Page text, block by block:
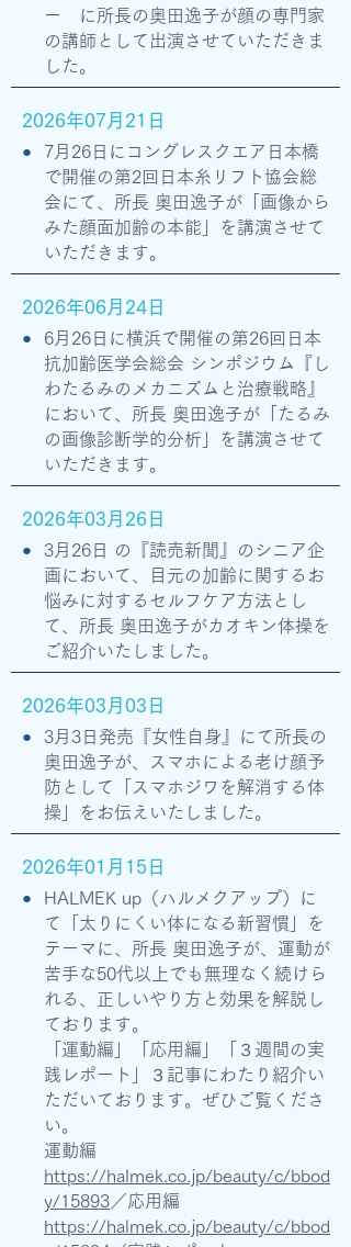
ー に所長の奥田逸子が顔の専門家
の講師として出演させていただきま
した。
2026年07月21日
7月26日にコングレスクエア日本橋
で開催の第2回日本糸リフト協会総
会にて、所長 奥田逸子が「画像から
みた顔面加齢の本能」を講演させて
いただきます。
●
2026年06月24日
6月26日に横浜で開催の第26回日本
抗加齢医学会総会 シンポジウム『し
わたるみのメカニズムと治療戦略』
において、所長 奥田逸子が「たるみ
の画像診断学的分析」を講演させて
いただきます。
●
2026年03月26日
3月26日 の『読売新聞』のシニア企
画において、目元の加齢に関するお
悩みに対するセルフケア方法とし
て、所長 奥田逸子がカオキン体操を
ご紹介いたしました。
●
2026年03月03日
3月3日発売『女性自身』にて所長の
奥田逸子が、スマホによる老け顔予
防として「スマホジワを解消する体
操」をお伝えいたしました。
●
2026年01月15日
HALMEK up（ハルメクアップ）に
て「太りにくい体になる新習慣」を
テーマに、所長 奥田逸子が、運動が
苦手な50代以上でも無理なく続けら
れる、正しいやり方と効果を解説し
ております。
「運動編」「応用編」「３週間の実
践レポート」３記事にわたり紹介い
ただいております。ぜひご覧くださ
い。
運動編
https://halmek.co.jp/beauty/c/bbod
y/15893 ／応用編
https://halmek.co.jp/beauty/c/bbod
●